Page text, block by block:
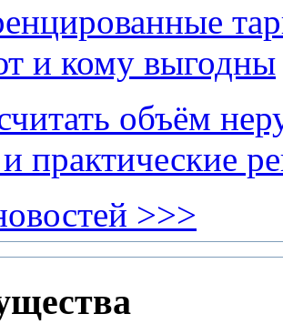
и кому выгодны
объём
практические
>>>